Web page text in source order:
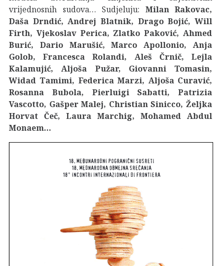
vrijednosnih sudova… Sudjeluju: Milan Rakovac,
Daša Drndić, Andrej Blatnik, Drago Bojić, Will
Firth, Vjekoslav Perica, Zlatko Paković, Ahmed
Burić, Dario Marušić, Marco Apollonio, Anja
Golob, Francesca Rolandi, Aleš Črnič, Lejla
Kalamujić, Aljoša Pužar, Giovanni Tomasin,
Widad Tamimi, Federica Marzi, Aljoša Curavić,
Rosanna Bubola, Pierluigi Sabatti, Patrizia
Vascotto, Gašper Malej, Christian Sinicco, Željka
Horvat Čeč, Laura Marchig, Mohamed Abdul
Monaem…